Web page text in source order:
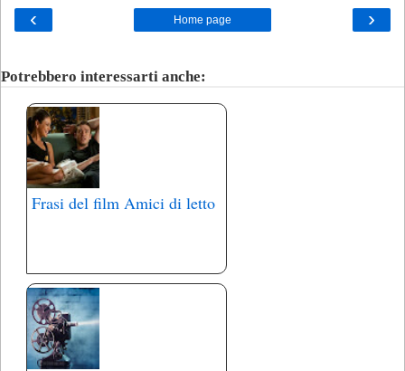
‹ ›
Home page
Potrebbero interessarti anche:
Frasi del film Amici di letto